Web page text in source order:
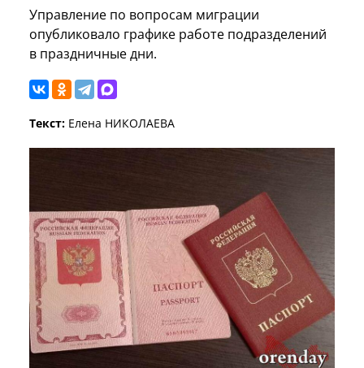
Управление по вопросам миграции
опубликовало графике работе подразделений
в праздничные дни.
Текст: Елена НИКОЛАЕВА